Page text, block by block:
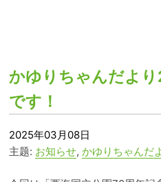
かゆりちゃんだよ
です！
2025年03月08日
主题: お知らせ, かゆりちゃんだ